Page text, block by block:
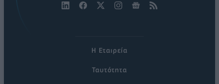
Η Εταιρεία
Ταυτότητα